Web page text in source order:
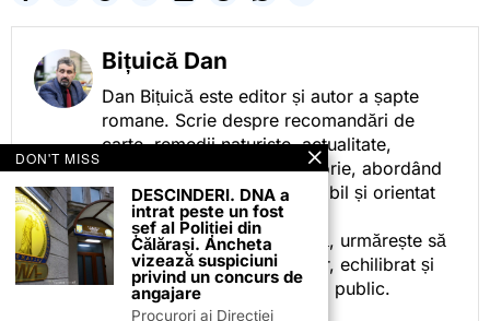
Bițuică Dan
Dan Bițuică este editor și autor a șapte
romane. Scrie despre recomandări de
carte, remedii naturiste, actualitate,
cotidian politic, sport și istorie, abordând
subiectele într-un stil accesibil și orientat
spre informare.
Prin activitatea sa editorială, urmărește să
ofere cititorilor conținut clar, echilibrat și
relevant, adaptat interesului public.
DON'T MISS
DESCINDERI. DNA a
intrat peste un fost
șef al Poliției din
Călărași. Ancheta
vizează suspiciuni
privind un concurs de
angajare
Procurori ai Direcției